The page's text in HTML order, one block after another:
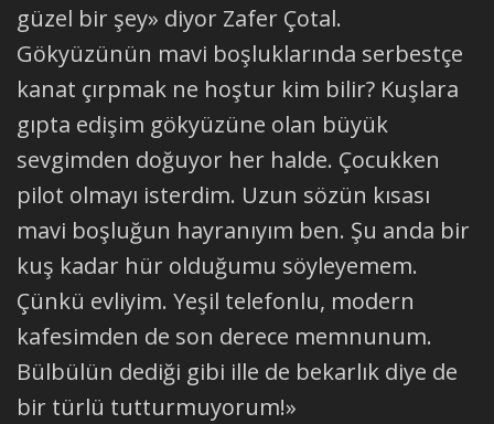
güzel bir şey» diyor Zafer Çotal.
Gökyüzünün mavi boşluklarında serbestçe
kanat çırpmak ne hoştur kim bilir? Kuşlara
gıpta edişim gökyüzüne olan büyük
sevgimden doğuyor her halde. Çocukken
pilot olmayı isterdim. Uzun sözün kısası
mavi boşluğun hayranıyım ben. Şu anda bir
kuş kadar hür olduğumu söyleyemem.
Çünkü evliyim. Yeşil telefonlu, modern
kafesimden de son derece memnunum.
Bülbülün dediği gibi ille de bekarlık diye de
bir türlü tutturmuyorum!»